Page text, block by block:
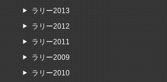
ラリー2013
ラリー2012
ラリー2011
ラリー2009
ラリー2010